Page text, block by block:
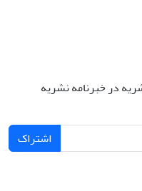
در خبرنامه نشریه
اشتراک